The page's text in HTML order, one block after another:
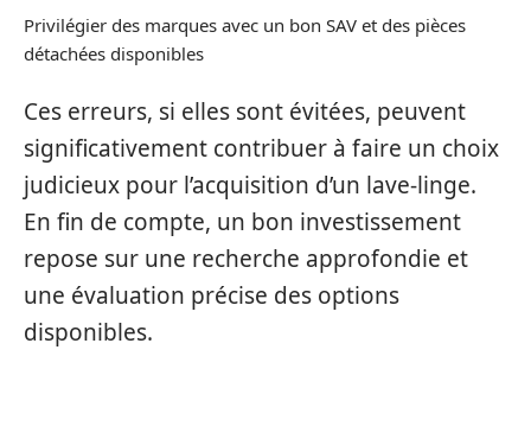
Privilégier des marques avec un bon SAV et des pièces
détachées disponibles
Ces erreurs, si elles sont évitées, peuvent
significativement contribuer à faire un choix
judicieux pour l’acquisition d’un lave-linge.
En fin de compte, un bon investissement
repose sur une recherche approfondie et
une évaluation précise des options
disponibles.